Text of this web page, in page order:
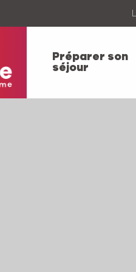
Préparer son
séjour